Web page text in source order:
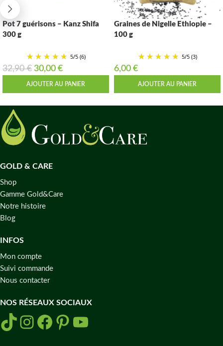
Pot 7 guérisons – Kanz Shifa
300 g
5/5 (6)
32,90€ 30,00 €
AJOUTER AU PANIER
Graines de Nigelle Ethiopie –
100 g
5/5 (3)
6,00 €
AJOUTER AU PANIER
GOLD & CARE
Shop
Gamme Gold&Care
Notre histoire
Blog
INFOS
Mon compte
Suivi commande
Nous contacter
NOS RÉSEAUX SOCIAUX